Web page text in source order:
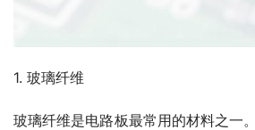
1. 玻璃纤维
玻璃纤维是电路板最常用的材料之一